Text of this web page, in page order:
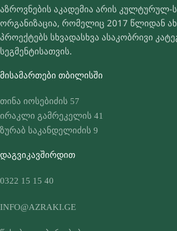
აზროვნების აკადემია არის
ორგანიზაცია, რომელიც 2017 წლიდან
პროექტებს სხვადასხვა ასაკობრივი
სეგმენტისათვის.
ᲛᲘᲡᲐᲛᲐᲠᲗᲔᲑᲘ ᲗᲑᲘᲚᲘᲡᲨᲘ
თინა იოსებიძის 57
ირაკლი გამრეკელის 41
ზურაბ საკანდელიძის 9
ᲓᲐᲒᲕᲘᲙᲐᲕᲨᲘᲠᲓᲘᲗ
0322 15 15 40
INFO@AZRAKI.GE